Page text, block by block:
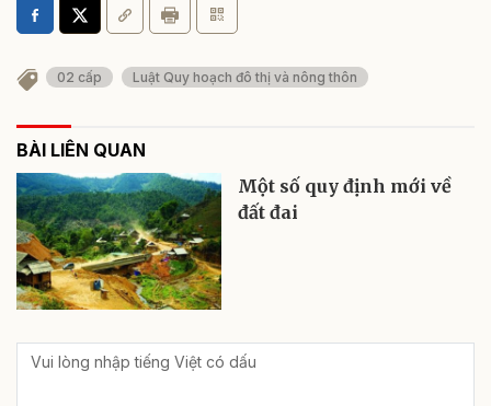
02 cấp Luật Quy hoạch đô thị và nông thôn
BÀI LIÊN QUAN
Một số quy định mới về
đất đai